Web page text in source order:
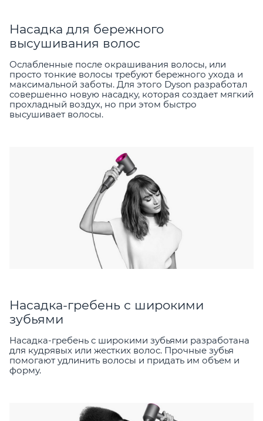
Насадка для бережного
высушивания волос
Ослабленные после окрашивания волосы, или
просто тонкие волосы требуют бережного ухода и
максимальной заботы. Для этого Dyson разработал
совершенно новую насадку, которая создает мягкий
прохладный воздух, но при этом быстро
высушивает волосы.
Насадка-гребень с широкими
зубьями
Насадка-гребень с широкими зубьями разработана
для кудрявых или жестких волос. Прочные зубья
помогают удлинить волосы и придать им объем и
форму.